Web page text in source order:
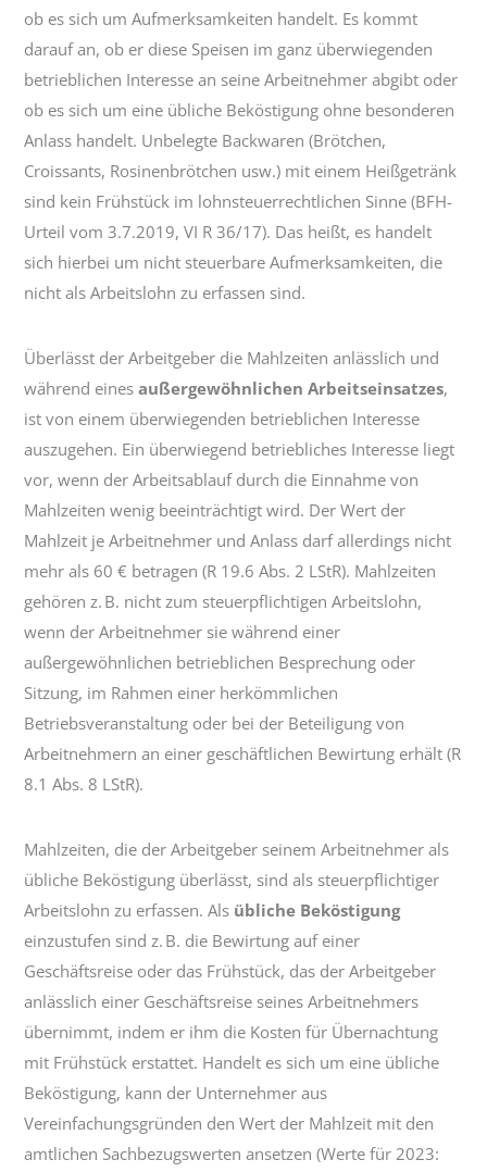
ob es sich um Aufmerksamkeiten handelt. Es kommt
darauf an, ob er diese Speisen im ganz überwiegenden
betrieblichen Interesse an seine Arbeitnehmer abgibt oder
ob es sich um eine übliche Beköstigung ohne besonderen
Anlass handelt. Unbelegte Backwaren (Brötchen,
Croissants, Rosinenbrötchen usw.) mit einem Heißgetränk
sind kein Frühstück im lohnsteuerrechtlichen Sinne (BFH-
Urteil vom 3.7.2019, VI R 36/17). Das heißt, es handelt
sich hierbei um nicht steuerbare Aufmerksamkeiten, die
nicht als Arbeitslohn zu erfassen sind.
Überlässt der Arbeitgeber die Mahlzeiten anlässlich und
während einesaußergewöhnlichen Arbeitseinsatzes,
ist von einem überwiegenden betrieblichen Interesse
auszugehen. Ein überwiegend betriebliches Interesse liegt
vor, wenn der Arbeitsablauf durch die Einnahme von
Mahlzeiten wenig beeinträchtigt wird. Der Wert der
Mahlzeit je Arbeitnehmer und Anlass darf allerdings nicht
mehr als 60 € betragen (R 19.6 Abs. 2 LStR). Mahlzeiten
gehören z. B. nicht zum steuerpflichtigen Arbeitslohn,
wenn der Arbeitnehmer sie während einer
außergewöhnlichen betrieblichen Besprechung oder
Sitzung, im Rahmen einer herkömmlichen
Betriebsveranstaltung oder bei der Beteiligung von
Arbeitnehmern an einer geschäftlichen Bewirtung erhält (R
8.1 Abs. 8 LStR).
Mahlzeiten, die der Arbeitgeber seinem Arbeitnehmer als
übliche Beköstigung überlässt, sind als steuerpflichtiger
Arbeitslohn zu erfassen. Als übliche Beköstigung
einzustufen sind z. B. die Bewirtung auf einer
Geschäftsreise oder das Frühstück, das der Arbeitgeber
anlässlich einer Geschäftsreise seines Arbeitnehmers
übernimmt, indem er ihm die Kosten für Übernachtung
mit Frühstück erstattet. Handelt es sich um eine übliche
Beköstigung, kann der Unternehmer aus
Vereinfachungsgründen den Wert der Mahlzeit mit den
amtlichen Sachbezugswerten ansetzen (Werte für 2023: